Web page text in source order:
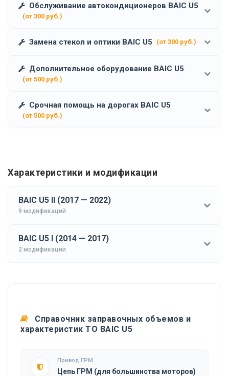
Обслуживание автокондиционеров BAIC U5
(от 300 руб.)
Замена стекол и оптики BAIC U5 (от 300 руб.)
Дополнительное оборудование BAIC U5
(от 500 руб.)
Срочная помощь на дорогах BAIC U5
(от 500 руб.)
Характеристики и модификации
BAIC U5 II (2017 — 2022)
9 модификаций
BAIC U5 I (2014 — 2017)
2 модификации
Справочник заправочных объемов и
характеристик ТО BAIC U5
Привод ГРМ
Цепь ГРМ (для большинства моторов)